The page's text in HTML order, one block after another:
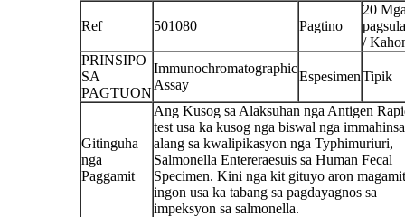
Ref 501080 Pagtino
20
/
PRINSIPO
SA
PAGTUON
Immunochromatographic
Assay
EspesimenTipik
Gitinguha
nga
Paggamit
Ang Kusog sa Alaksuhan nga Antigen
test usa ka kusog nga biswal nga
alang sa kwalipikasyon nga Typhimuriuri,
Salmonella Entereraesuis sa Human Fecal
Specimen. Kini nga kit gituyo aron magamit
ingon usa ka tabang sa pagdayagnos sa
impeksyon sa salmonella.